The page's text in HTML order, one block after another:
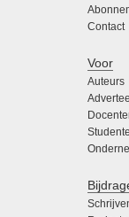
Contact
Voor
Auteurs